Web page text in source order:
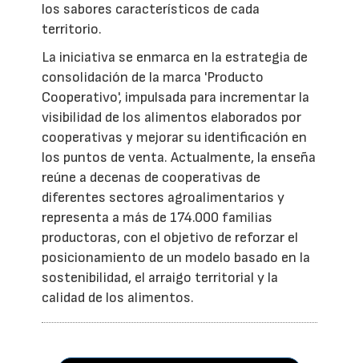
los sabores característicos de cada
territorio.
La iniciativa se enmarca en la estrategia de
consolidación de la marca 'Producto
Cooperativo', impulsada para incrementar la
visibilidad de los alimentos elaborados por
cooperativas y mejorar su identificación en
los puntos de venta. Actualmente, la enseña
reúne a decenas de cooperativas de
diferentes sectores agroalimentarios y
representa a más de 174.000 familias
productoras, con el objetivo de reforzar el
posicionamiento de un modelo basado en la
sostenibilidad, el arraigo territorial y la
calidad de los alimentos.